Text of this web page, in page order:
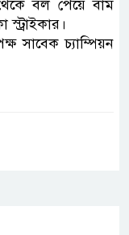
বল পেয়ে বাম
সাবেক চ্যাম্পিয়ন